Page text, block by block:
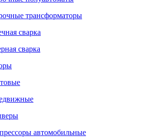
трансформаторы
сварка
сварка
автомобильные